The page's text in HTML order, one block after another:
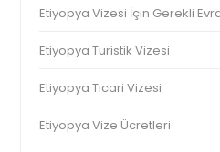
Etiyopya Vizesi İçin Gerekli
Etiyopya Turistik Vizesi
Etiyopya Ticari Vizesi
Etiyopya Vize Ücretleri